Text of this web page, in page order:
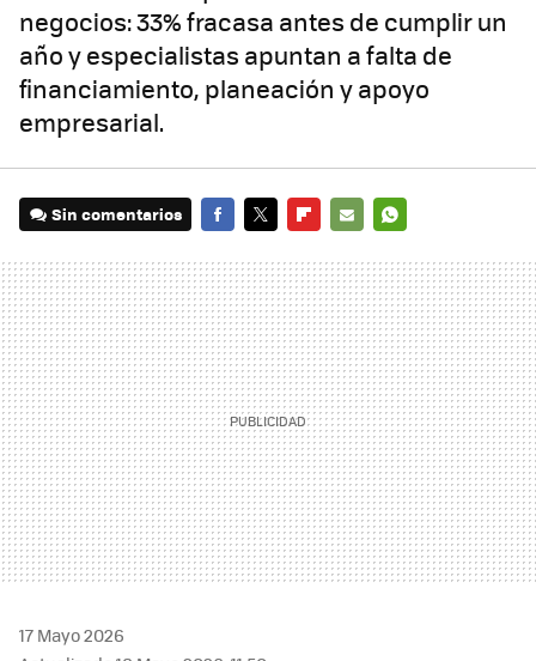
negocios: 33% fracasa antes de cumplir un
año y especialistas apuntan a falta de
financiamiento, planeación y apoyo
empresarial.
Sin comentarios
MAIL
17 Mayo 2026